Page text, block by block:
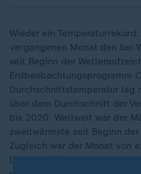
Wieder ein
vergangenen Monat den bei
seit Beginn der
Erdbeobachtungsprogramm
Durchschnittstemperatur lag
über dem Durchschnitt der
bis 2020. Weltweit war der
zweitwärmste seit Beginn
Zugleich war der Monat von
Ländern wie Deutschland